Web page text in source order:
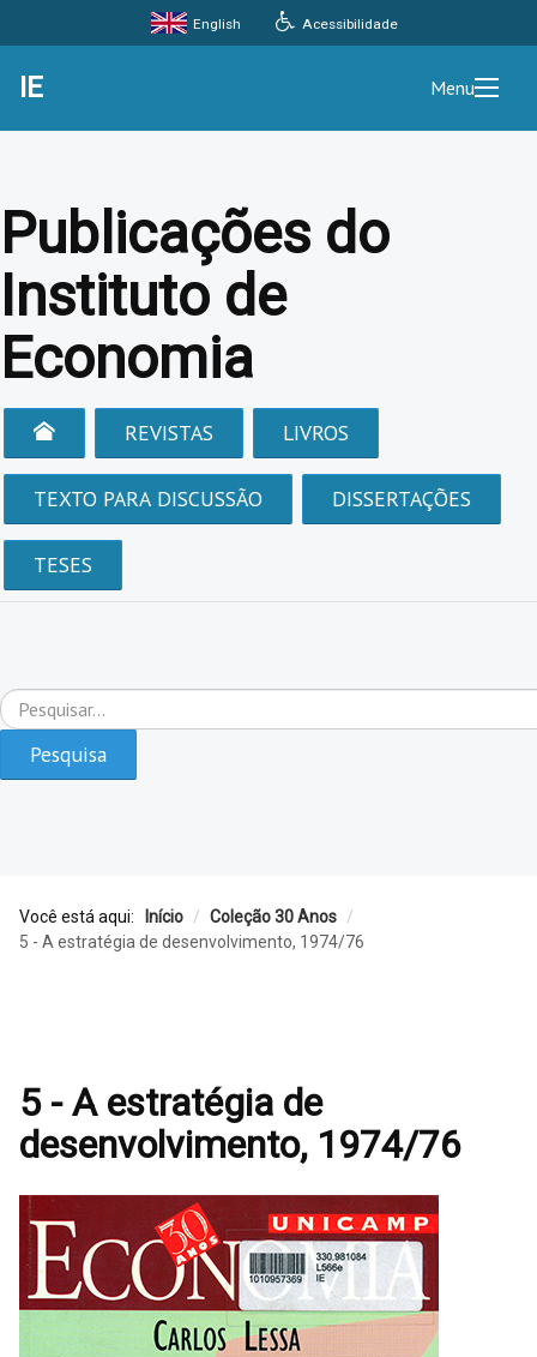
Acessibilidade
English
IE Menu
Publicações do
Instituto de
Economia
REVISTAS LIVROS
TEXTO PARA DISCUSSÃO DISSERTAÇÕES
TESES
Pesquisar...
Pesquisa
Você está aqui: Início / Coleção 30 Anos /
5 - A estratégia de desenvolvimento, 1974/76
5 - A estratégia de
desenvolvimento, 1974/76